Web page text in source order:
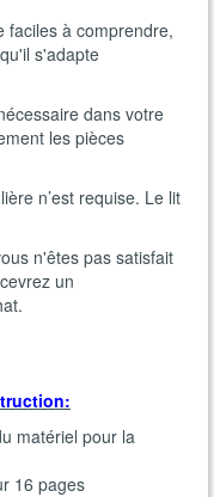
faciles à comprendre,
s'adapte
dans votre
les pièces
n’est requise. Le lit
n'êtes pas satisfait
un
matériel pour la
16 pages